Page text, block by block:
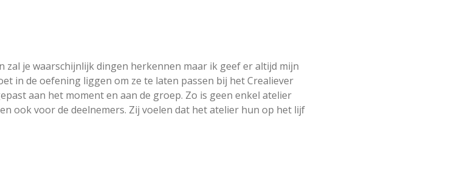
zal je waarschijnlijk dingen herkennen maar ik geef er altijd mijn
in de oefening liggen om ze te laten passen bij het Crealiever
aan het moment en aan de groep. Zo is geen enkel atelier
ook voor de deelnemers. Zij voelen dat het atelier hun op het lijf